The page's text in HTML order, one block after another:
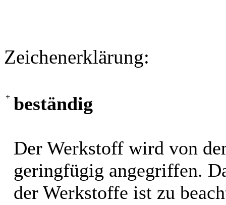
Zeichenerklärung:
+ beständig
Der Werkstoff wird von
geringfügig angegriffen.
der Werkstoffe ist zu